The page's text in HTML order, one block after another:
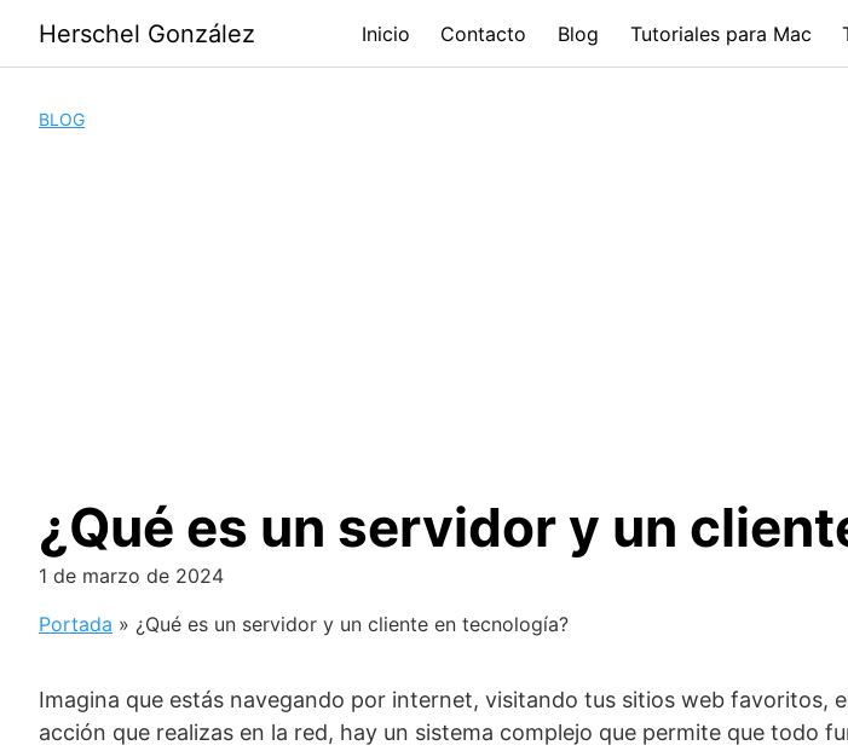
contenido
Herschel González Inicio Contacto Blog Tutoriales para Mac
BLOG
¿Qué es un servidor y un
1 de marzo de 2024
Portada » ¿Qué es un servidor y un cliente en tecnología?
Imagina que estás navegando por internet, visitando tus sitios web favoritos,
acción que realizas en la red, hay un sistema complejo que permite que todo